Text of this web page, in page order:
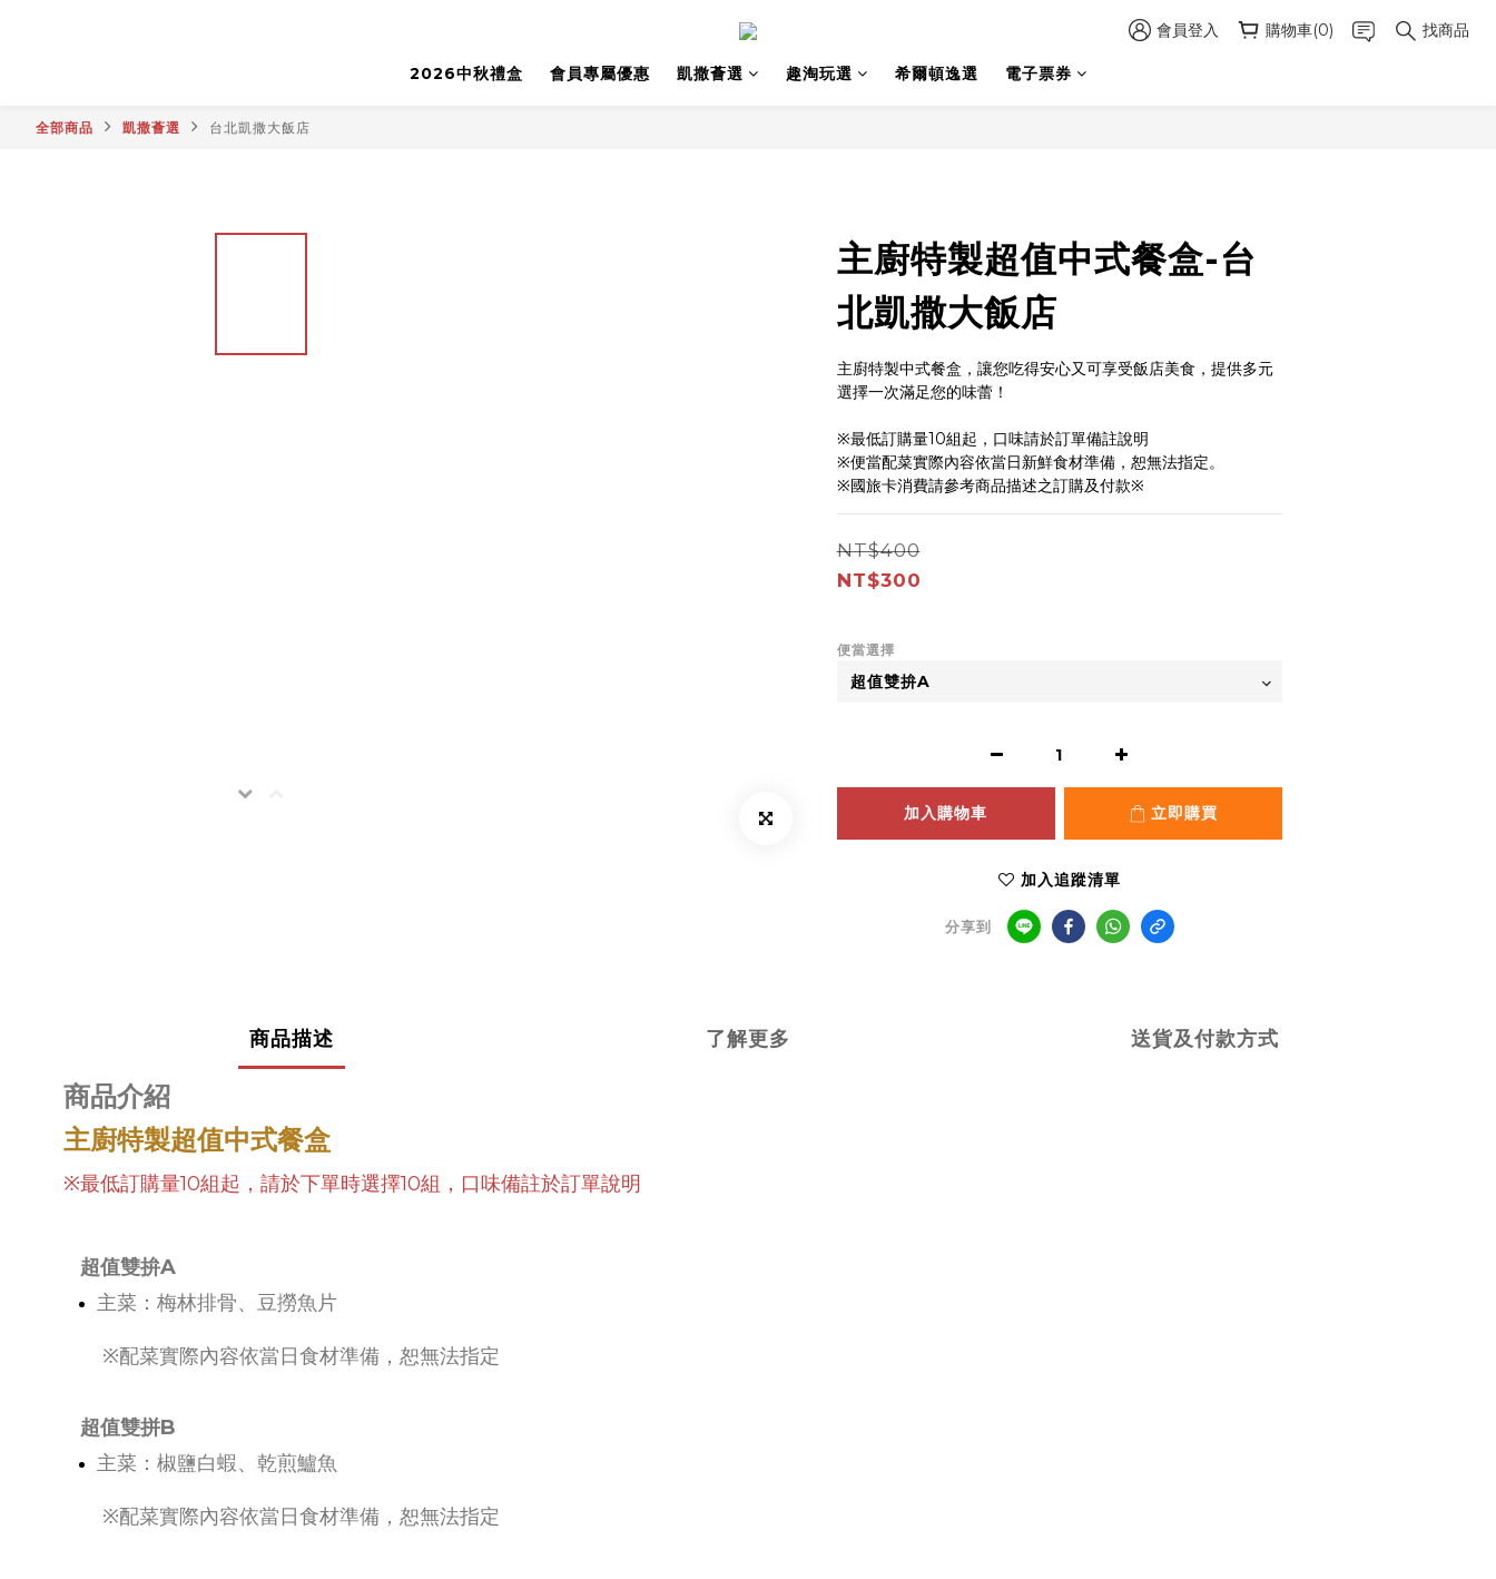
會員登入 購物車(0) 找商品
2026中秋禮盒 會員專屬優惠 凱撒薈選 趣淘玩選 希爾頓逸選 電子票券
全部商品 凱撒薈選 台北凱撒大飯店
主廚特製超值中式餐盒-台
北凱撒大飯店
主廚特製中式餐盒，讓您吃得安心又可享受飯店美食，提供多元
選擇一次滿足您的味蕾！
※最低訂購量10組起，口味請於訂單備註說明
※便當配菜實際內容依當日新鮮食材準備，恕無法指定。
※國旅卡消費請參考商品描述之訂購及付款※
NT$400
NT$300
便當選擇
加入購物車 立即購買
加入追蹤清單
分享到
商品描述 了解更多 送貨及付款方式
商品介紹
主廚特製超值中式餐盒
※最低訂購量10組起，請於下單時選擇10組，口味備註於訂單說明
超值雙拚A
主菜： 梅林排骨、豆撈魚片
※配菜實際內容依當日食材準備，恕無法指定
超值雙拼B
主菜： 椒鹽白蝦、乾煎鱸魚
※配菜實際內容依當日食材準備，恕無法指定